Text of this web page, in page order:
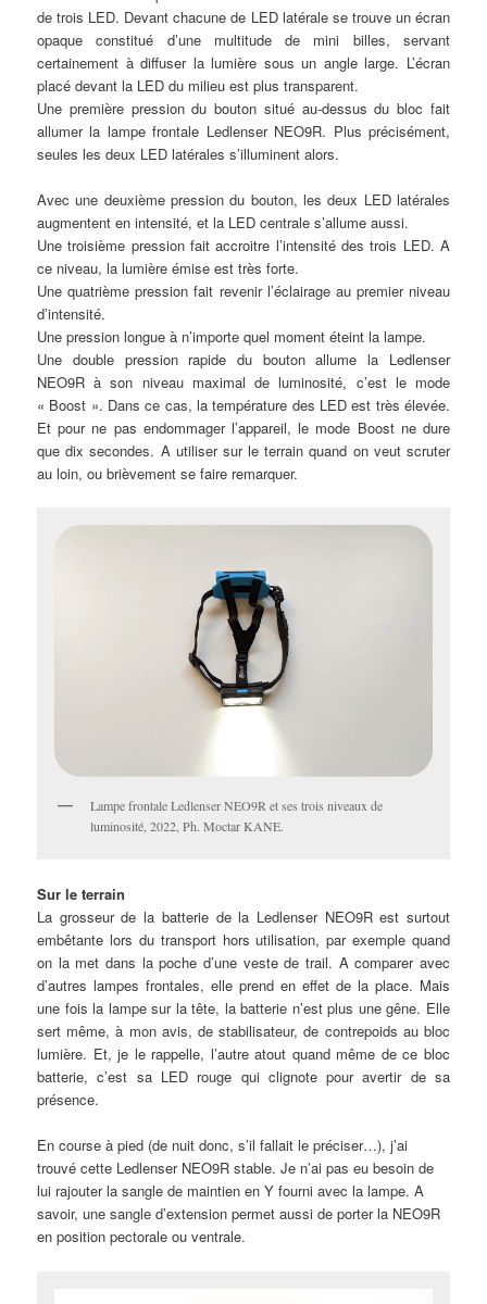
de trois LED. Devant chacune de LED latérale se trouve un écran
opaque constitué d’une multitude de mini billes, servant
certainement à diffuser la lumière sous un angle large. L’écran
placé devant la LED du milieu est plus transparent.
Une première pression du bouton situé au-dessus du bloc fait
allumer la lampe frontale Ledlenser NEO9R. Plus précisément,
seules les deux LED latérales s’illuminent alors.
Avec une deuxième pression du bouton, les deux LED latérales
augmentent en intensité, et la LED centrale s’allume aussi.
Une troisième pression fait accroitre l’intensité des trois LED. A
ce niveau, la lumière émise est très forte.
Une quatrième pression fait revenir l’éclairage au premier niveau
d’intensité.
Une pression longue à n’importe quel moment éteint la lampe.
Une double pression rapide du bouton allume la Ledlenser
NEO9R à son niveau maximal de luminosité, c’est le mode
« Boost ». Dans ce cas, la température des LED est très élevée.
Et pour ne pas endommager l’appareil, le mode Boost ne dure
que dix secondes. A utiliser sur le terrain quand on veut scruter
au loin, ou brièvement se faire remarquer.
Lampe frontale Ledlenser NEO9R et ses trois niveaux de
luminosité, 2022, Ph. Moctar KANE.
Sur le terrain
La grosseur de la batterie de la Ledlenser NEO9R est surtout
embêtante lors du transport hors utilisation, par exemple quand
on la met dans la poche d’une veste de trail. A comparer avec
d’autres lampes frontales, elle prend en effet de la place. Mais
une fois la lampe sur la tête, la batterie n’est plus une gêne. Elle
sert même, à mon avis, de stabilisateur, de contrepoids au bloc
lumière. Et, je le rappelle, l’autre atout quand même de ce bloc
batterie, c’est sa LED rouge qui clignote pour avertir de sa
présence.
En course à pied (de nuit donc, s’il fallait le préciser…), j’ai
trouvé cette Ledlenser NEO9R stable. Je n’ai pas eu besoin de
lui rajouter la sangle de maintien en Y fourni avec la lampe. A
savoir, une sangle d’extension permet aussi de porter la NEO9R
en position pectorale ou ventrale.